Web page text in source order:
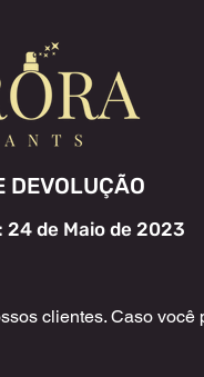
DEVOLUÇÃO
de Maio de 2023
clientes. Caso